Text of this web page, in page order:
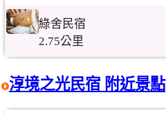
綠舍民宿
2.75公里
淳境之光民宿 附近景點